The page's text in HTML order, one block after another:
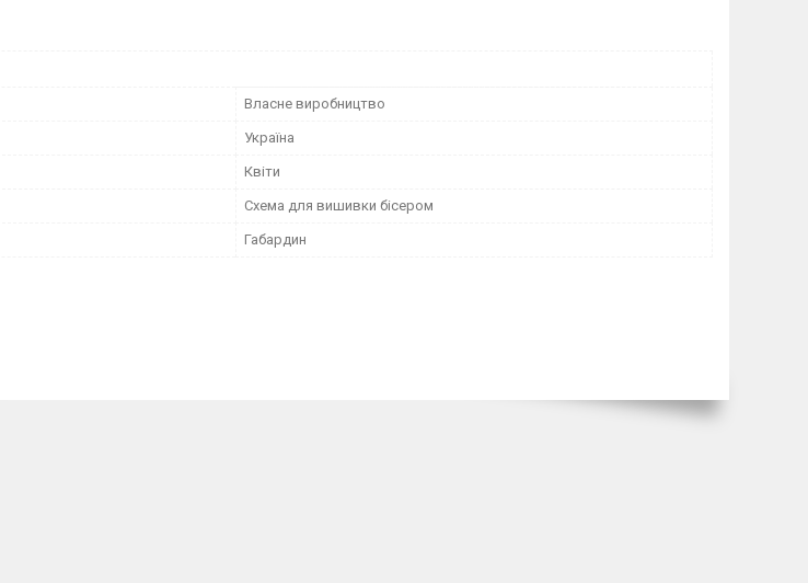
Власне виробництво
Україна
Квіти
Схема для вишивки бісером
Габардин